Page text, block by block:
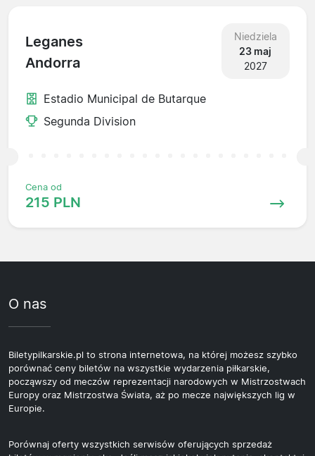
Leganes
Andorra
Niedziela
23 maj
2027
Estadio Municipal de Butarque
Segunda Division
Cena od
215 PLN
O nas
Biletypilkarskie.pl to strona internetowa, na której możesz szybko
porównać ceny biletów na wszystkie wydarzenia piłkarskie,
począwszy od meczów reprezentacji narodowych w Mistrzostwach
Europy oraz Mistrzostwa Świata, aż po mecze największych lig w
Europie.
Porównaj oferty wszystkich serwisów oferujących sprzedaż